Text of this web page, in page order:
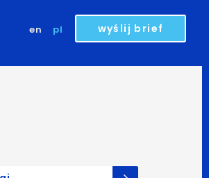
en pl wyślij brief